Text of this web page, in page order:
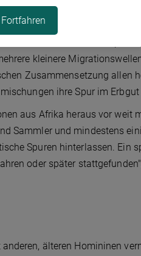
dass alle heutigen
alten afrikanischen
kleinere
Zusammensetzung allen
ihre Spur im
aus Afrika heraus vor weit
Sammler und mindestens
Spuren hinterlassen. Ein
oder später
älteren Homininen
Fortfahren